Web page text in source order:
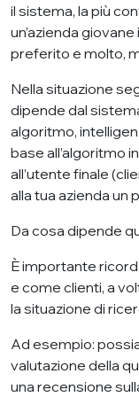
il sistema, la più
un’azienda
preferito e molto,
Nella situazione
dipende dal
algoritmo,
base all’algoritmo
all’utente finale
alla tua azienda un
Da cosa dipende
È importante
e come clienti, a
la situazione di
Ad esempio:
valutazione della
una recensione